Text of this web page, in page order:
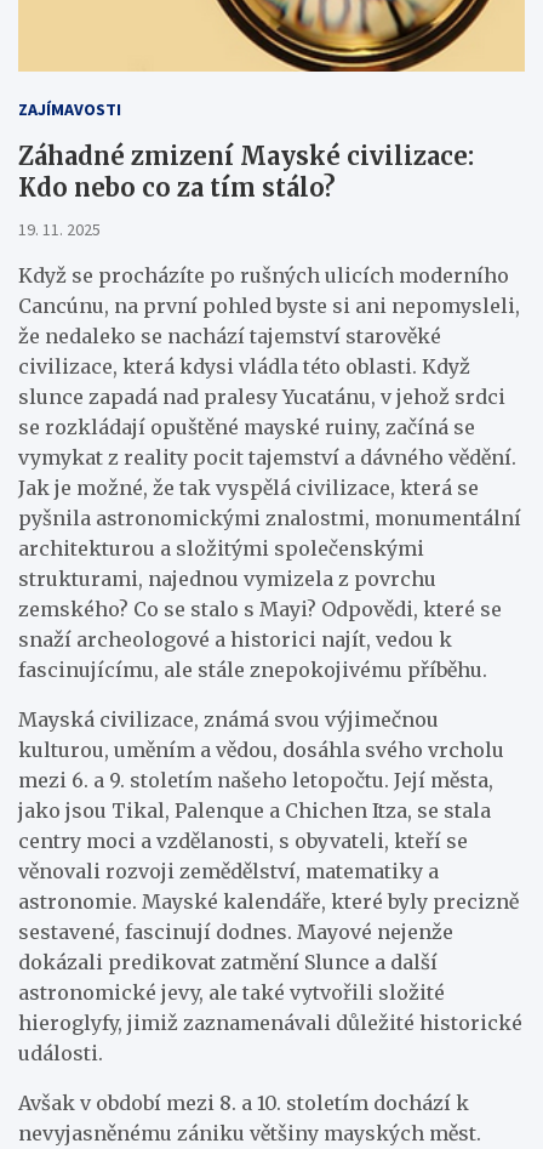
ZAJÍMAVOSTI
Záhadné zmizení Mayské civilizace:
Kdo nebo co za tím stálo?
19. 11. 2025
Když se procházíte po rušných ulicích moderního
Cancúnu, na první pohled byste si ani nepomysleli,
že nedaleko se nachází tajemství starověké
civilizace, která kdysi vládla této oblasti. Když
slunce zapadá nad pralesy Yucatánu, v jehož srdci
se rozkládají opuštěné mayské ruiny, začíná se
vymykat z reality pocit tajemství a dávného vědění.
Jak je možné, že tak vyspělá civilizace, která se
pyšnila astronomickými znalostmi, monumentální
architekturou a složitými společenskými
strukturami, najednou vymizela z povrchu
zemského? Co se stalo s Mayi? Odpovědi, které se
snaží archeologové a historici najít, vedou k
fascinujícímu, ale stále znepokojivému příběhu.
Mayská civilizace, známá svou výjimečnou
kulturou, uměním a vědou, dosáhla svého vrcholu
mezi 6. a 9. stoletím našeho letopočtu. Její města,
jako jsou Tikal, Palenque a Chichen Itza, se stala
centry moci a vzdělanosti, s obyvateli, kteří se
věnovali rozvoji zemědělství, matematiky a
astronomie. Mayské kalendáře, které byly precizně
sestavené, fascinují dodnes. Mayové nejenže
dokázali predikovat zatmění Slunce a další
astronomické jevy, ale také vytvořili složité
hieroglyfy, jimiž zaznamenávali důležité historické
události.
Avšak v období mezi 8. a 10. stoletím dochází k
nevyjasněnému zániku většiny mayských měst.